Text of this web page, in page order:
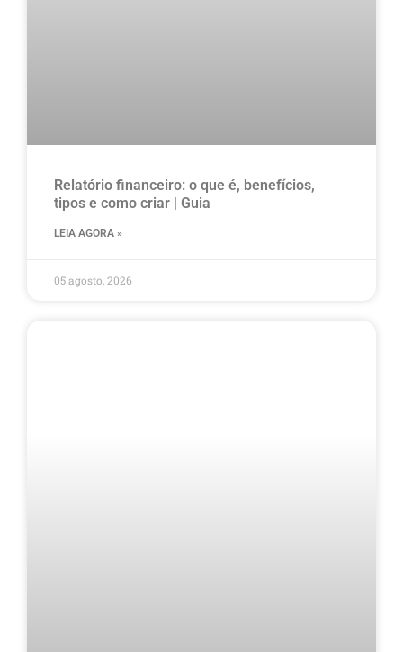
Relatório financeiro: o que é, benefícios,
tipos e como criar | Guia
LEIA AGORA »
05 agosto, 2026